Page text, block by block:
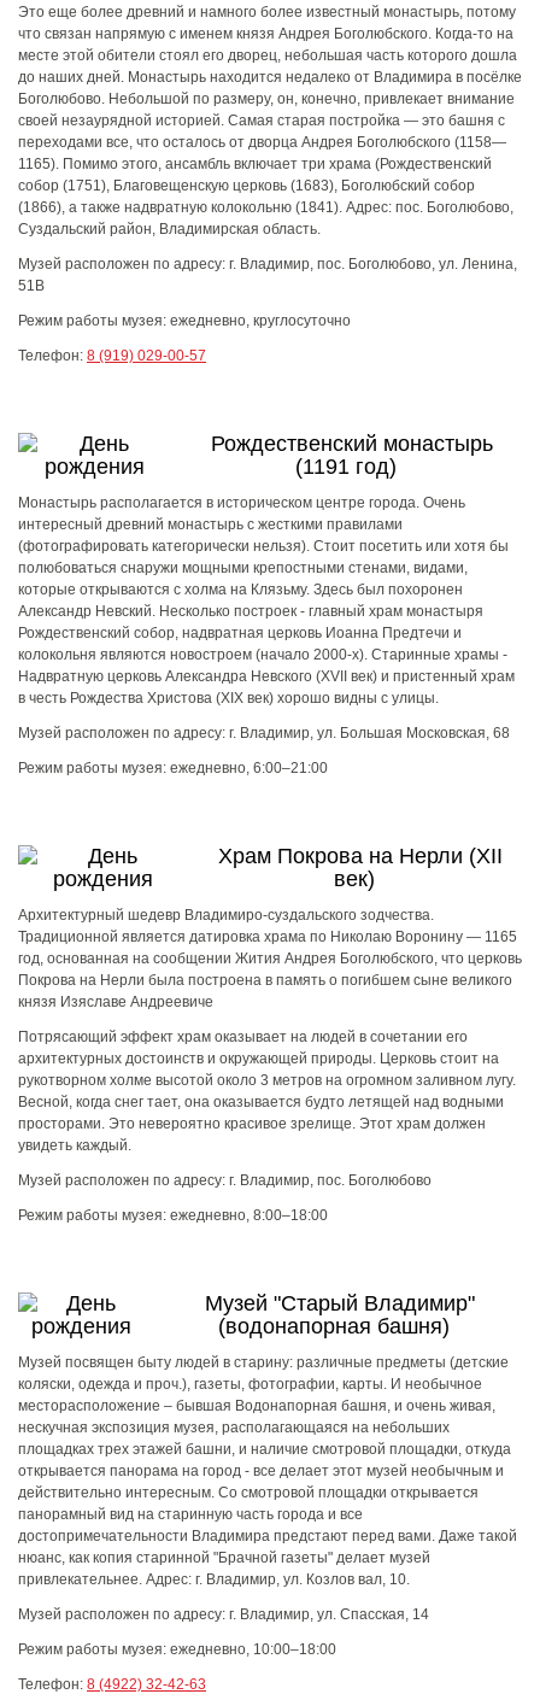
Это еще более древний и намного более известный монастырь, потому
что связан напрямую с именем князя Андрея Боголюбского. Когда-то на
месте этой обители стоял его дворец, небольшая часть которого дошла
до наших дней. Монастырь находится недалеко от Владимира в посёлке
Боголюбово. Небольшой по размеру, он, конечно, привлекает внимание
своей незаурядной историей. Самая старая постройка — это башня с
переходами все, что осталось от дворца Андрея Боголюбского (1158—
1165). Помимо этого, ансамбль включает три храма (Рождественский
собор (1751), Благовещенскую церковь (1683), Боголюбский собор
(1866), а также надвратную колокольню (1841). Адрес: пос. Боголюбово,
Суздальский район, Владимирская область.
Музей расположен по адресу: г. Владимир, пос. Боголюбово, ул. Ленина,
51В
Режим работы музея: ежедневно, круглосуточно
Телефон: 8 (919) 029-00-57
Рождественский монастырь
(1191 год)
Монастырь располагается в историческом центре города. Очень
интересный древний монастырь с жесткими правилами
(фотографировать категорически нельзя). Стоит посетить или хотя бы
полюбоваться снаружи мощными крепостными стенами, видами,
которые открываются с холма на Клязьму. Здесь был похоронен
Александр Невский. Несколько построек - главный храм монастыря
Рождественский собор, надвратная церковь Иоанна Предтечи и
колокольня являются новостроем (начало 2000-х). Старинные храмы -
Надвратную церковь Александра Невского (XVII век) и пристенный храм
в честь Рождества Христова (XIX век) хорошо видны с улицы.
Музей расположен по адресу: г. Владимир, ул. Большая Московская, 68
Режим работы музея: ежедневно, 6:00–21:00
Храм Покрова на Нерли (XII
век)
Архитектурный шедевр Владимиро-суздальского зодчества.
Традиционной является датировка храма по Николаю Воронину — 1165
год, основанная на сообщении Жития Андрея Боголюбского, что церковь
Покрова на Нерли была построена в память о погибшем сыне великого
князя Изяславе Андреевиче
Потрясающий эффект храм оказывает на людей в сочетании его
архитектурных достоинств и окружающей природы. Церковь стоит на
рукотворном холме высотой около 3 метров на огромном заливном лугу.
Весной, когда снег тает, она оказывается будто летящей над водными
просторами. Это невероятно красивое зрелище. Этот храм должен
увидеть каждый.
Музей расположен по адресу: г. Владимир, пос. Боголюбово
Режим работы музея: ежедневно, 8:00–18:00
Музей "Старый Владимир"
(водонапорная башня)
Музей посвящен быту людей в старину: различные предметы (детские
коляски, одежда и проч.), газеты, фотографии, карты. И необычное
месторасположение – бывшая Водонапорная башня, и очень живая,
нескучная экспозиция музея, располагающаяся на небольших
площадках трех этажей башни, и наличие смотровой площадки, откуда
открывается панорама на город - все делает этот музей необычным и
действительно интересным. Со смотровой площадки открывается
панорамный вид на старинную часть города и все
достопримечательности Владимира предстают перед вами. Даже такой
нюанс, как копия старинной "Брачной газеты" делает музей
привлекательнее. Адрес: г. Владимир, ул. Козлов вал, 10.
Музей расположен по адресу: г. Владимир, ул. Спасская, 14
Режим работы музея: ежедневно, 10:00–18:00
Телефон: 8 (4922) 32-42-63